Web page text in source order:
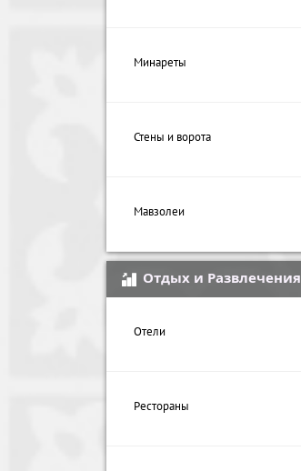
Минареты
Стены и ворота
Мавзолеи
Отдых и Развлечения
Отели
Рестораны